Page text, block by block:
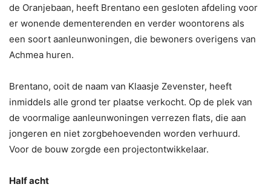
de Oranjebaan, heeft Brentano een gesloten afdeling voor
er wonende dementerenden en verder woontorens als
een soort aanleunwoningen, die bewoners overigens van
Achmea huren.
Brentano, ooit de naam van Klaasje Zevenster, heeft
inmiddels alle grond ter plaatse verkocht. Op de plek van
de voormalige aanleunwoningen verrezen flats, die aan
jongeren en niet zorgbehoevenden worden verhuurd.
Voor de bouw zorgde een projectontwikkelaar.
Half acht